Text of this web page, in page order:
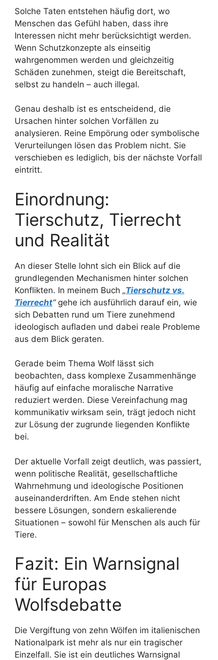
Solche Taten entstehen häufig dort, wo
Menschen das Gefühl haben, dass ihre
Interessen nicht mehr berücksichtigt werden.
Wenn Schutzkonzepte als einseitig
wahrgenommen werden und gleichzeitig
Schäden zunehmen, steigt die Bereitschaft,
selbst zu handeln – auch illegal.
Genau deshalb ist es entscheidend, die
Ursachen hinter solchen Vorfällen zu
analysieren. Reine Empörung oder symbolische
Verurteilungen lösen das Problem nicht. Sie
verschieben es lediglich, bis der nächste Vorfall
eintritt.
Einordnung:
Tierschutz, Tierrecht
und Realität
An dieser Stelle lohnt sich ein Blick auf die
grundlegenden Mechanismen hinter solchen
Konflikten. In meinem Buch „Tierschutz vs.
Tierrecht“gehe ich ausführlich darauf ein, wie
sich Debatten rund um Tiere zunehmend
ideologisch aufladen und dabei reale Probleme
aus dem Blick geraten.
Gerade beim Thema Wolf lässt sich
beobachten, dass komplexe Zusammenhänge
häufig auf einfache moralische Narrative
reduziert werden. Diese Vereinfachung mag
kommunikativ wirksam sein, trägt jedoch nicht
zur Lösung der zugrunde liegenden Konflikte
bei.
Der aktuelle Vorfall zeigt deutlich, was passiert,
wenn politische Realität, gesellschaftliche
Wahrnehmung und ideologische Positionen
auseinanderdriften. Am Ende stehen nicht
bessere Lösungen, sondern eskalierende
Situationen – sowohl für Menschen als auch für
Tiere.
Fazit: Ein Warnsignal
für Europas
Wolfsdebatte
Die Vergiftung von zehn Wölfen im italienischen
Nationalpark ist mehr als nur ein tragischer
Einzelfall. Sie ist ein deutliches Warnsignal